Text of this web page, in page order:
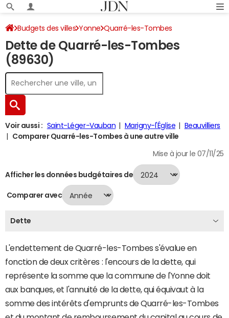
Budgets des villes Yonne Quarré-les-Tombes
Dette au 31/12/2024
Dette de Quarré-les-Tombes
(89630)
Voir aussi : Saint-Léger-Vauban Marigny-l'Église
Beauvilliers
Comparer Quarré-les-Tombes à une autre ville
Mise à jour le 07/11/25
Afficher les données budgétaires de
Comparer avec
Dette
L'endettement de Quarré-les-Tombes s'évalue en
fonction de deux critères : l'encours de la dette, qui
représente la somme que la commune de l'Yonne doit
aux banques, et l'annuité de la dette, qui équivaut à la
somme des intérêts d'emprunts de Quarré-les-Tombes